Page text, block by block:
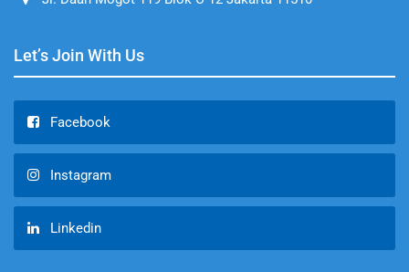
Let’s Join With Us
Facebook
Instagram
Linkedin